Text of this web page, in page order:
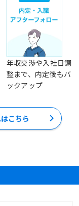
年収交渉や入社日調
整まで、内定後もバ
ックアップ
こちら